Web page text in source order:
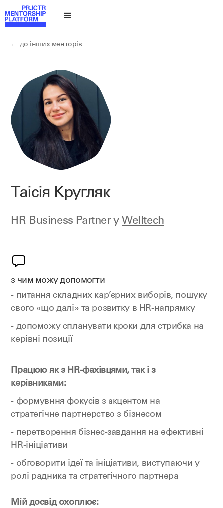
← до інших менторів
Таісія Кругляк
HR Business Partner у Welltech
з чим можу допомогти
- питання складних кар’єрних виборів, пошуку
свого «що далі» та розвитку в HR-напрямку
- допоможу спланувати кроки для стрибка на
керівні позиції
Працюю як з HR-фахівцями, так і з
керівниками:
- формувння фокусів з акцентом на
стратегічне партнерство з бізнесом
- перетворення бізнес-завдання на ефективні
HR-ініціативи
- обговорити ідеї та ініціативи, виступаючи у
ролі радника та стратегічного партнера
Мій досвід охоплює: